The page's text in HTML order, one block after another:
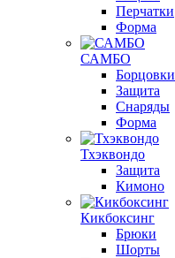
Перчатки
Форма
САМБО
Борцовки
Защита
Снаряды
Форма
Тхэквондо
Защита
Кимоно
Кикбоксинг
Брюки
Шорты